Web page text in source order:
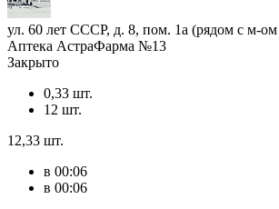
ул. 60 лет СССР, д. 8, пом. 1а (рядом с м-
Аптека АстраФарма №13
Закрыто
0,33 шт.
12 шт.
12,33 шт.
в 00:06
в 00:06